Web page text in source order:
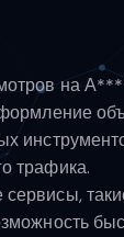
на
трафика.